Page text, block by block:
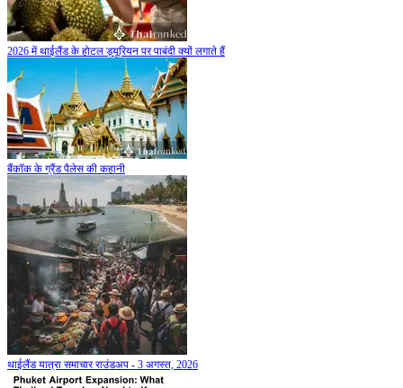
2026 में थाईलैंड के होटल ड्यूरियन पर पाबंदी क्यों लगाते हैं
बैंकॉक के ग्रैंड पैलेस की कहानी
थाईलैंड यात्रा समाचार राउंडअप - 3 अगस्त, 2026